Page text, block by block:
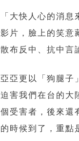
「大快人心的消
影片，臉上的笑意
散布反中、抗中言
亞亞更以「狗腿子
迫害我們在台的大
個受害者，後來還
的時候到了，重點